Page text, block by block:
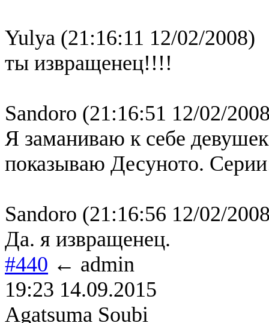
Yulya (21:16:11 12/02/2008)
ты извращенец!!!!
Sandoro (21:16:51 12/02/
Я заманиваю к себе
показываю Десуното.
Sandoro (21:16:56 12/02/
Да. я извращенец.
#440 ← admin
19:23 14.09.2015
Agatsuma Soubi